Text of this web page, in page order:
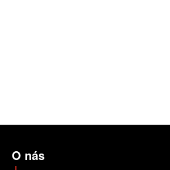
O nás